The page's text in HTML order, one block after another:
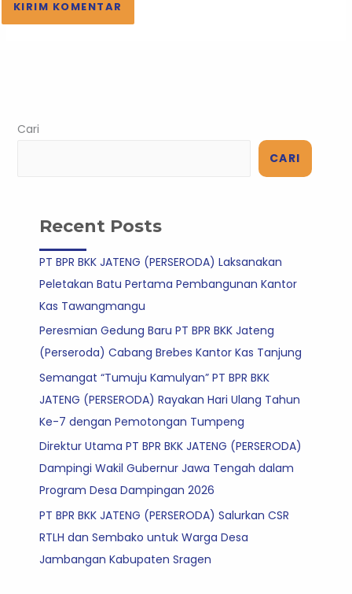
Cari
CARI
Recent Posts
PT BPR BKK JATENG (PERSERODA) Laksanakan
Peletakan Batu Pertama Pembangunan Kantor
Kas Tawangmangu
Peresmian Gedung Baru PT BPR BKK Jateng
(Perseroda) Cabang Brebes Kantor Kas Tanjung
Semangat “Tumuju Kamulyan” PT BPR BKK
JATENG (PERSERODA) Rayakan Hari Ulang Tahun
Ke-7 dengan Pemotongan Tumpeng
Direktur Utama PT BPR BKK JATENG (PERSERODA)
Dampingi Wakil Gubernur Jawa Tengah dalam
Program Desa Dampingan 2026
PT BPR BKK JATENG (PERSERODA) Salurkan CSR
RTLH dan Sembako untuk Warga Desa
Jambangan Kabupaten Sragen